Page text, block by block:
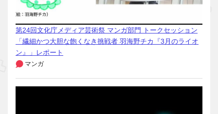
第24回文化庁メディア芸術祭 マンガ部門 トークセッション
「繊細かつ大胆な飽くなき挑戦者 羽海野チカ『3月のライオ
ン』」レポート
マンガ